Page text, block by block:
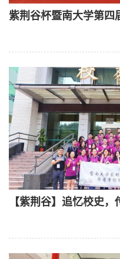
紫荆谷杯暨南大学第四
【紫荆谷】追忆校史